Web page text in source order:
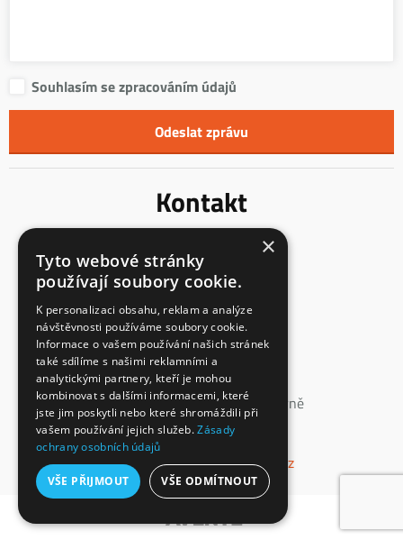
Souhlasím se zpracováním údajů
Kontakt
Mladoňovice 65
675 32, okres Třebíč
Česká Republika
IČ: 23855991
DIČ: CZ23855991
spisová značka: C 147862
vedená u Krajského soudu v Brně
+420 774 660 532
info@interierove-schodiste.cz
×
Tyto webové stránky
používají soubory cookie.
K personalizaci obsahu, reklam a analýze
návštěvnosti používáme soubory cookie.
Informace o vašem používání našich stránek
také sdílíme s našimi reklamními a
analytickými partnery, kteří je mohou
kombinovat s dalšími informacemi, které
jste jim poskytli nebo které shromáždili při
vašem používání jejich služeb.Zásady
ochrany osobních údajů
VŠE PŘIJMOUT VŠE ODMÍTNOUT